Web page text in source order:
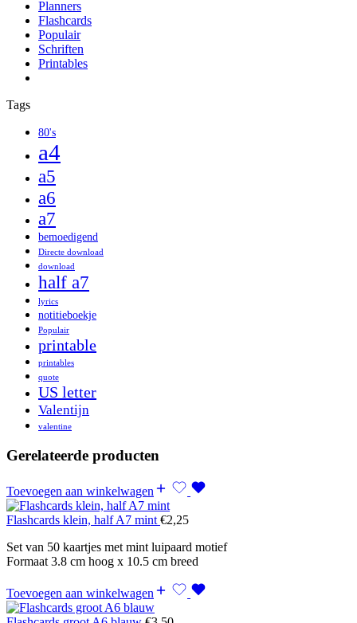
Planners
Flashcards
Populair
Schriften
Printables
Tags
80's
a4
a5
a6
a7
bemoedigend
Directe download
download
half a7
lyrics
notitieboekje
Populair
printable
printables
quote
US letter
Valentijn
valentine
Gerelateerde producten
Toevoegen aan winkelwagen
Flashcards klein, half A7 mint €2,25
Set van 50 kaartjes met mint luipaard motief
Formaat 3.8 cm hoog x 10.5 cm breed
Toevoegen aan winkelwagen